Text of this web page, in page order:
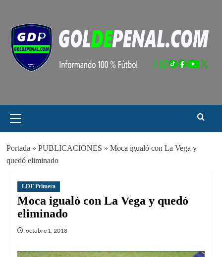
contenido
principal
Portada » PUBLICACIONES » Moca igualó con La Vega y
quedó eliminado
LDF Primera
Moca igualó con La Vega y quedó
eliminado
octubre 1, 2018